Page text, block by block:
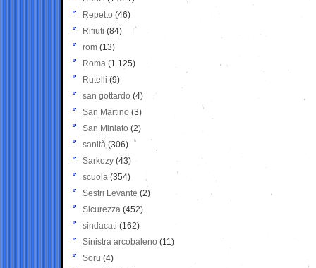
Repetto (46)
Rifiuti (84)
rom (13)
Roma (1.125)
Rutelli (9)
san gottardo (4)
San Martino (3)
San Miniato (2)
sanità (306)
Sarkozy (43)
scuola (354)
Sestri Levante (2)
Sicurezza (452)
sindacati (162)
Sinistra arcobaleno (11)
Soru (4)